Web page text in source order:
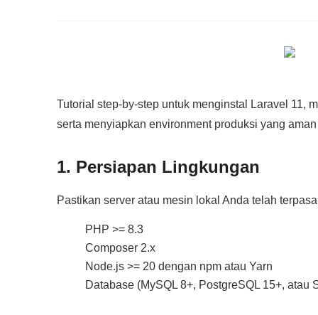
Tutorial step‑by‑step untuk menginstal Laravel 11,
serta menyiapkan environment produksi yang
1. Persiapan Lingkungan
Pastikan server atau mesin lokal Anda telah
PHP >= 8.3
Composer 2.x
Node.js >= 20 dengan npm atau Yarn
Database (MySQL 8+, PostgreSQL 15+, atau